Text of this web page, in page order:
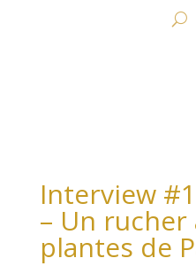
Interview
– Un
plantes de